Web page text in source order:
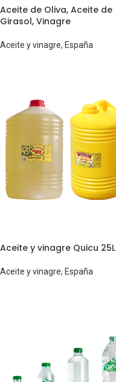
Aceite de Oliva, Aceite de
Girasol, Vinagre
Aceite y vinagre, España
Aceite y vinagre Quicu 25L
Aceite y vinagre, España